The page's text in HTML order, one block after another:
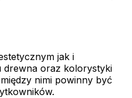
jak i
drewna oraz kolorystyki
nimi powinny być